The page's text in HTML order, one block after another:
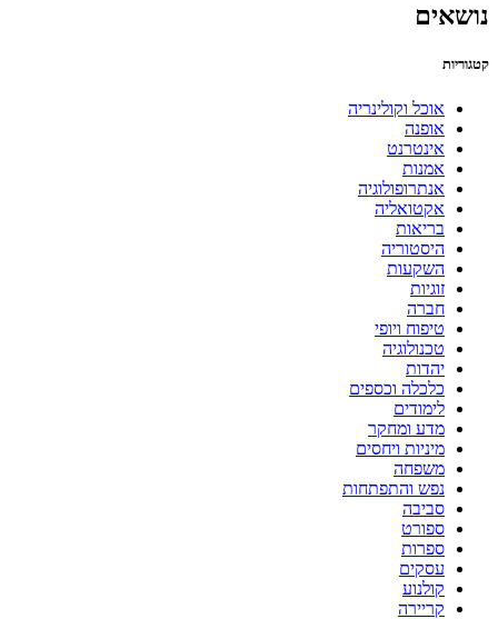
נושאים
קטגוריות
אוכל וקולינריה
אופנה
אינטרנט
אמנות
אנתרופולוגיה
אקטואליה
בריאות
היסטוריה
השקעות
זוגיות
חברה
טיפוח ויופי
טכנולוגיה
יהדות
כלכלה וכספים
לימודים
מדע ומחקר
מיניות ויחסים
משפחה
נפש והתפתחות
סביבה
ספורט
ספרות
עסקים
קולנוע
קריירה